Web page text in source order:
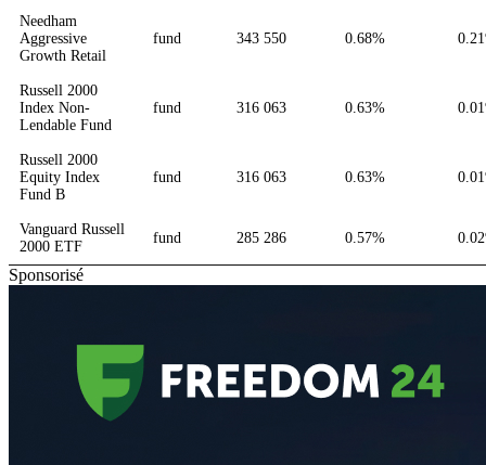
Needham
Aggressive
Growth Retail
fund 343 550 0.68%
Russell 2000
Index Non-
Lendable Fund
fund 316 063 0.63%
Russell 2000
Equity Index
Fund B
fund 316 063 0.63%
Vanguard Russell
2000 ETF
fund 285 286 0.57%
Sponsorisé